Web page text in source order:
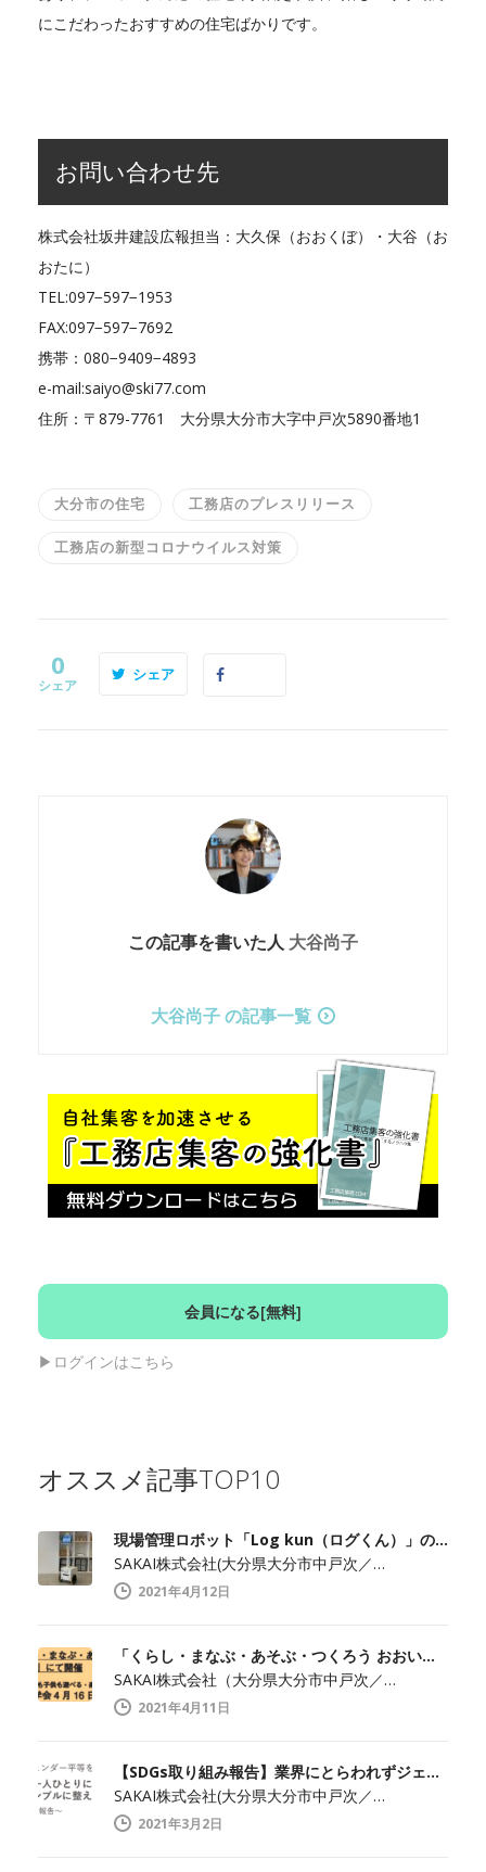
にこだわったおすすめの住宅ばかりです。
お問い合わせ先
株式会社坂井建設広報担当：大久保（おおくぼ）・大谷（お
おたに）
TEL:097−597−1953
FAX:097−597−7692
携帯：080−9409−4893
e-mail:saiyo@ski77.com
住所：〒879-7761 大分県大分市大字中戸次5890番地1
大分市の住宅 工務店のプレスリリース
工務店の新型コロナウイルス対策
0
シェア
シェア
この記事を書いた人 大谷尚子
大谷尚子 の記事一覧
会員になる[無料]
▶︎ログインはこちら
オススメ記事TOP10
現場管理ロボット「Log kun（ログくん）」のメディア向け見学会開催します！
SAKAI株式会社(大分県大分市中戸次／…
2021年4月12日
「くらし・まなぶ・あそぶ・つくろう おおいた」でメディア見学会開催！
SAKAI株式会社（大分県大分市中戸次／…
2021年4月11日
【SDGs取り組み報告】業界にとらわれずジェンダー平等を実現
SAKAI株式会社(大分県大分市中戸次／…
2021年3月2日